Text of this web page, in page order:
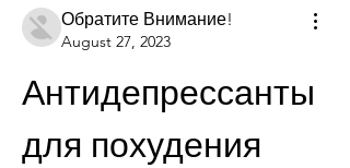
Обратите Внимание!
August 27, 2023
Антидепрессанты
для похудения